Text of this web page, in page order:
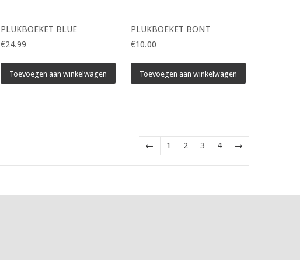
PLUKBOEKET BLUE
€24.99
Toevoegen aan winkelwagen
PLUKBOEKET BONT
€10.00
Toevoegen aan winkelwagen
← 1 2 3 4 →